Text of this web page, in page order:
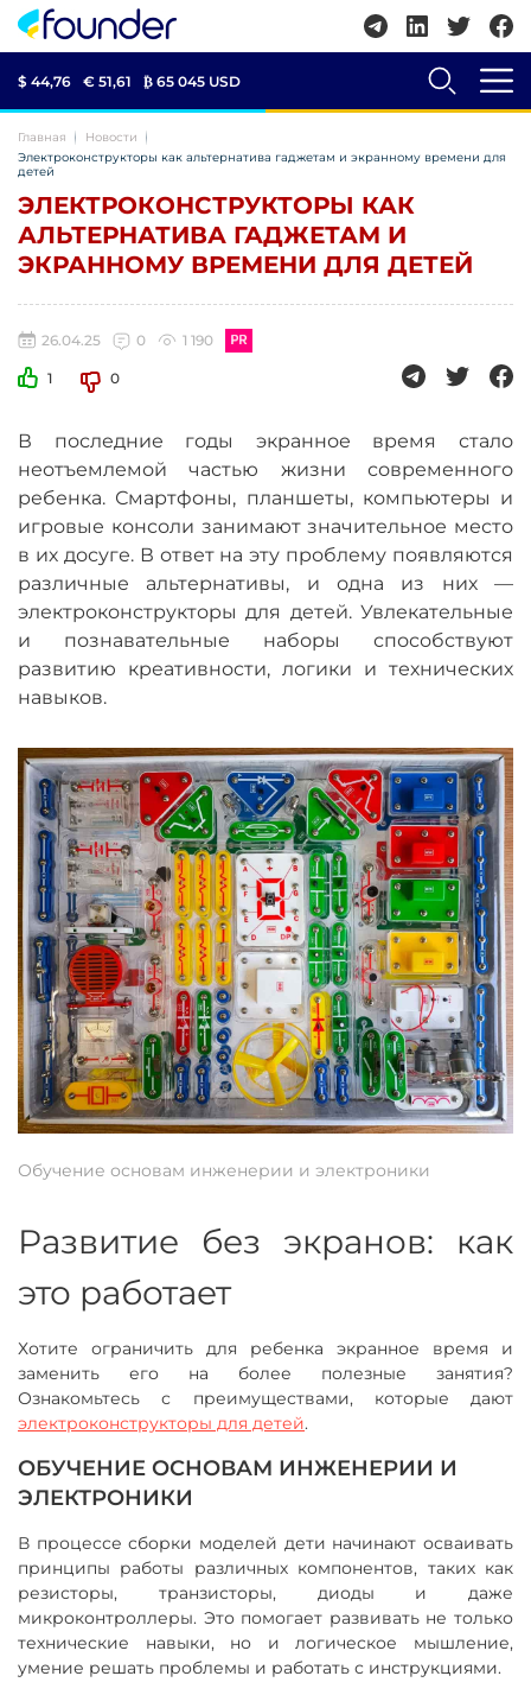
$ 44,76 € 51,61 ₿ 65 045 USD
Главная
Новости
Электроконструкторы как альтернатива гаджетам и экранному времени для
детей
ЭЛЕКТРОКОНСТРУКТОРЫ КАК
АЛЬТЕРНАТИВА ГАДЖЕТАМ И
ЭКРАННОМУ ВРЕМЕНИ ДЛЯ ДЕТЕЙ
26.04.25 0 1 190
1 0
В последние годы экранное время стало
неотъемлемой частью жизни современного
ребенка. Смартфоны, планшеты, компьютеры и
игровые консоли занимают значительное место
в их досуге. В ответ на эту проблему появляются
различные альтернативы, и одна из них —
электроконструкторы для детей. Увлекательные
и познавательные наборы способствуют
развитию креативности, логики и технических
навыков.
Обучение основам инженерии и электроники
Развитие без экранов: как
это работает
Хотите ограничить для ребенка экранное время и
заменить его на более полезные занятия?
Ознакомьтесь с преимуществами, которые дают
электроконструкторы для детей.
ОБУЧЕНИЕ ОСНОВАМ ИНЖЕНЕРИИ И
ЭЛЕКТРОНИКИ
В процессе сборки моделей дети начинают осваивать
принципы работы различных компонентов, таких как
резисторы, транзисторы, диоды и даже
микроконтроллеры. Это помогает развивать не только
технические навыки, но и логическое мышление,
умение решать проблемы и работать с инструкциями.